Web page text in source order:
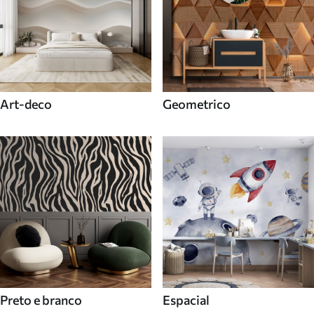
Art-deco Geometrico
Preto e branco Espacial